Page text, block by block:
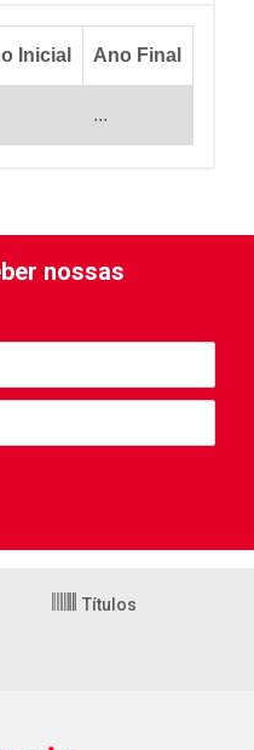
Inicial Ano Final
...
nossas
Títulos